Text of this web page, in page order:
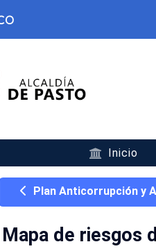
Inicio
Plan Anticorrupción y
Mapa de riesgos